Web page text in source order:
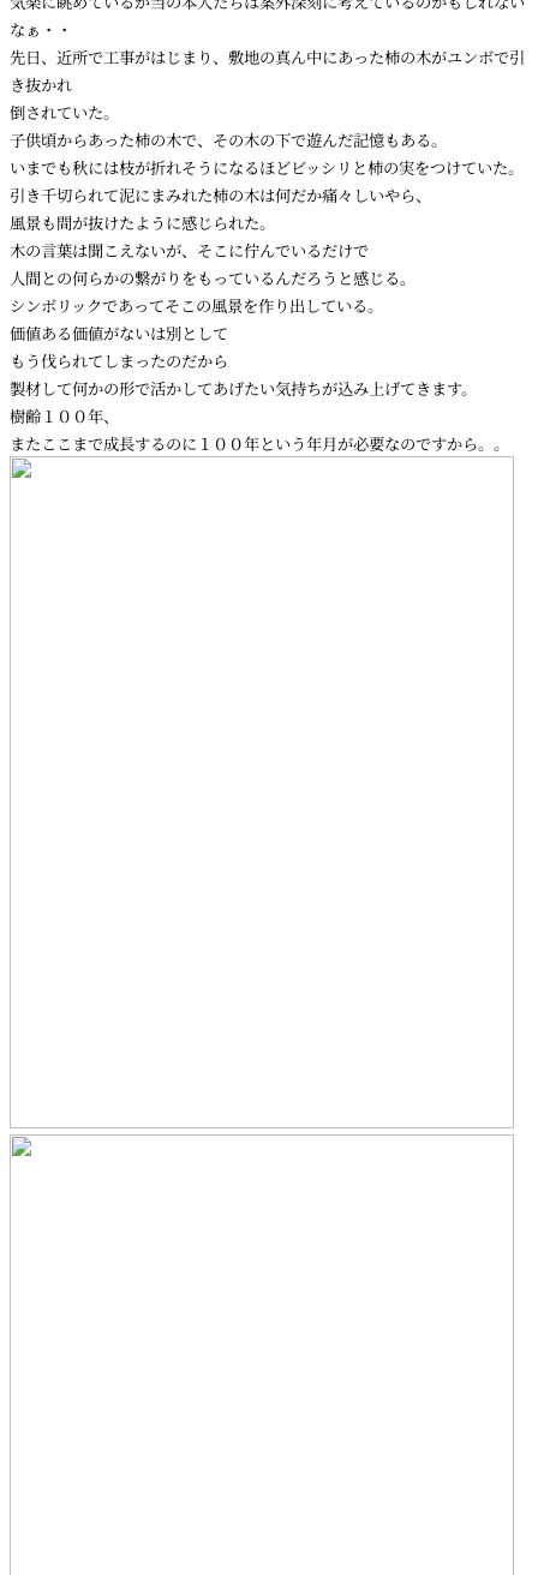
なぁ・・
先日、近所で工事がはじまり、敷地の真ん中にあった柿の木がユンボで引
き抜かれ
倒されていた。
子供頃からあった柿の木で、その木の下で遊んだ記憶もある。
いまでも秋には枝が折れそうになるほどビッシリと柿の実をつけていた。
引き千切られて泥にまみれた柿の木は何だか痛々しいやら、
風景も間が抜けたように感じられた。
木の言葉は聞こえないが、そこに佇んでいるだけで
人間との何らかの繋がりをもっているんだろうと感じる。
シンボリックであってそこの風景を作り出している。
価値ある価値がないは別として
もう伐られてしまったのだから
製材して何かの形で活かしてあげたい気持ちが込み上げてきます。
樹齢１００年、
またここまで成長するのに１００年という年月が必要なのですから。。